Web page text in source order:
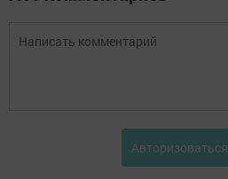
Авторизоваться